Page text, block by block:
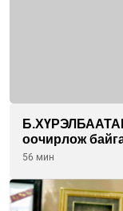
оочирлож
боломжтой
56 мин